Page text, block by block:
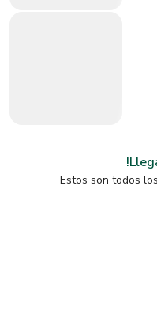
Estos son todos